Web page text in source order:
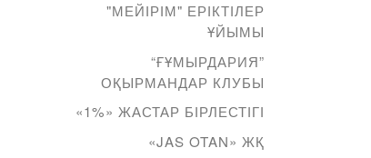
"МЕЙІРІМ" ЕРІКТІЛЕР
ҰЙЫМЫ
“ҒҰМЫРДАРИЯ”
ОҚЫРМАНДАР КЛУБЫ
«1%» ЖАСТАР БІРЛЕСТІГІ
«JAS OTAN» ЖҚ